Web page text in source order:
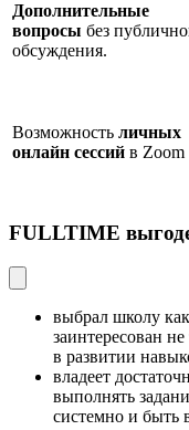
Дополнительные
вопросы без
обсуждения.
Возможность личных
онлайн сессий в Zoom
FULLTIME
выбрал школу
заинтересован
в развитии
владеет
выполнять
системно и быть